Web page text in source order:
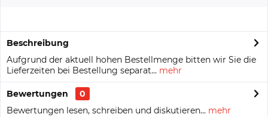
Beschreibung
Aufgrund der aktuell hohen Bestellmenge bitten wir Sie die
Lieferzeiten bei Bestellung separat... mehr
Bewertungen
0
Bewertungen lesen, schreiben und diskutieren... mehr